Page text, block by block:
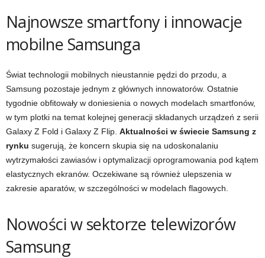
Najnowsze smartfony i innowacje
mobilne Samsunga
Świat technologii mobilnych nieustannie pędzi do przodu, a
Samsung pozostaje jednym z głównych innowatorów. Ostatnie
tygodnie obfitowały w doniesienia o nowych modelach smartfonów,
w tym plotki na temat kolejnej generacji składanych urządzeń z serii
Galaxy Z Fold i Galaxy Z Flip. Aktualności w świecie Samsung z
rynku sugerują, że koncern skupia się na udoskonalaniu
wytrzymałości zawiasów i optymalizacji oprogramowania pod kątem
elastycznych ekranów. Oczekiwane są również ulepszenia w
zakresie aparatów, w szczególności w modelach flagowych.
Nowości w sektorze telewizorów
Samsung